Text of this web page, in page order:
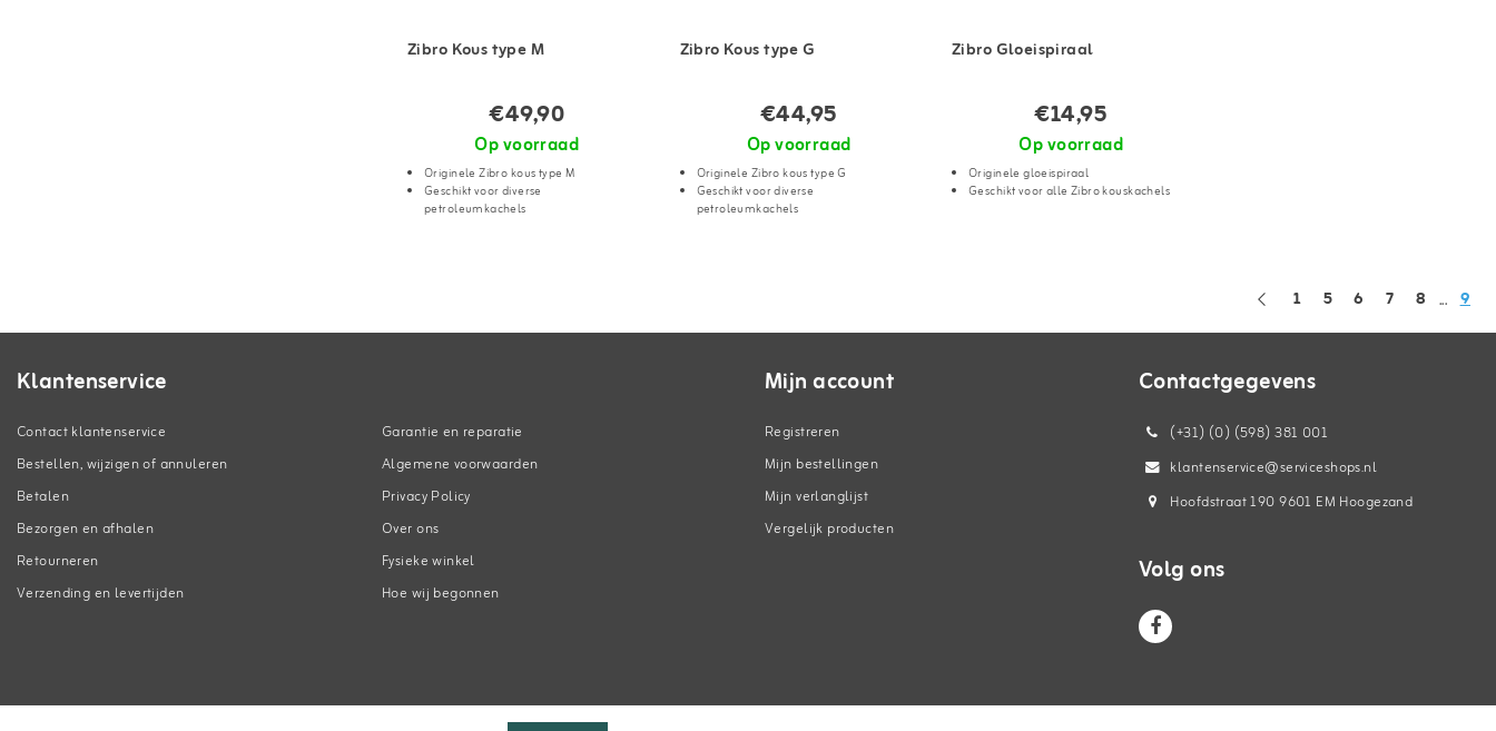
Zibro Kous type M
€49,90
Op voorraad
Originele Zibro kous type M
Geschikt voor diverse
petroleumkachels
Zibro Kous type G
€44,95
Op voorraad
Originele Zibro kous type G
Geschikt voor diverse
petroleumkachels
Zibro Gloeispiraal
€14,95
Op voorraad
Originele gloeispiraal
Geschikt voor alle Zibro kouskachels
1 5 6 7 8 ... 9
Klantenservice
Contact klantenservice
Bestellen, wijzigen of annuleren
Betalen
Bezorgen en afhalen
Retourneren
Verzending en levertijden
Garantie en reparatie
Algemene voorwaarden
Privacy Policy
Over ons
Fysieke winkel
Hoe wij begonnen
Mijn account
Registreren
Mijn bestellingen
Mijn verlanglijst
Vergelijk producten
Contactgegevens
(+31) (0) (598) 381 001
klantenservice@serviceshops.nl
Hoofdstraat 190 9601 EM Hoogezand
Volg ons